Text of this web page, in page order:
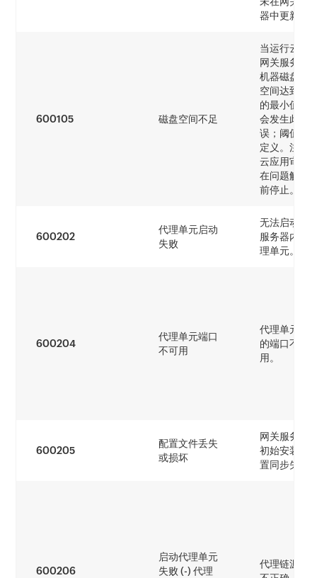
器中更新。
600105 磁盘空间不足
当运行云保
网关服务器
机器磁盘可
空间达到配
的最小值时
会发生此错
误；阈值可
定义。注意
云应用审计
在问题解决
前停止。
600202
代理单元启动
失败
无法启动网
服务器内的
理单元。
600204
代理单元端口
不可用
代理单元使
的端口不可
用。
600205
配置文件丢失
或损坏
网关服务器
初始安装时
置同步失败
600206
启动代理单元
失败 (-) 代理
代理链源设